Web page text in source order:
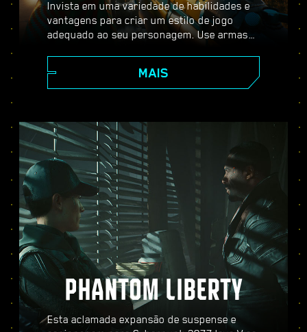
Invista em uma variedade de habilidades e
vantagens para criar um estilo de jogo
adequado ao seu personagem. Use armas
se tornar o melhor mercenário da cidade.
Entre em combates com armas de fogo,
furtivamente por locais bem protegidos.
MAIS
PHANTOM LIBERTY
Esta aclamada expansão de suspense e